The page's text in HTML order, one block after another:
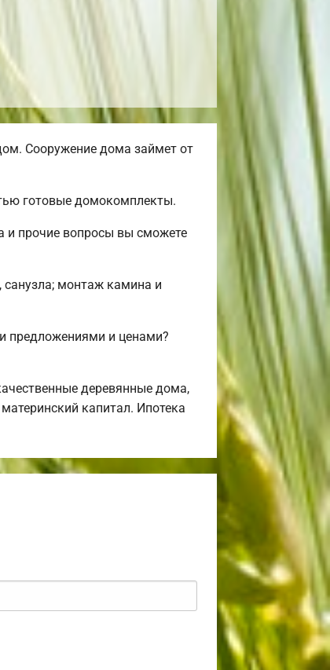
Сооружение дома займет от
готовые домокомплекты.
и прочие вопросы вы сможете
санузла; монтаж камина и
предложениями и ценами?
деревянные дома,
капитал. Ипотека